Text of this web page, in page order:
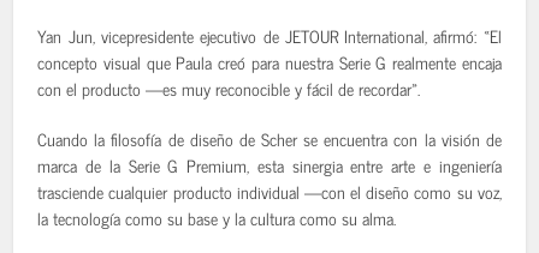
Yan Jun, vicepresidente ejecutivo de JETOUR International, afirmó: «El
concepto visual que Paula creó para nuestra Serie G realmente encaja
con el producto —es muy reconocible y fácil de recordar».
Cuando la filosofía de diseño de Scher se encuentra con la visión de
marca de la Serie G Premium, esta sinergia entre arte e ingeniería
trasciende cualquier producto individual —con el diseño como su voz,
la tecnología como su base y la cultura como su alma.